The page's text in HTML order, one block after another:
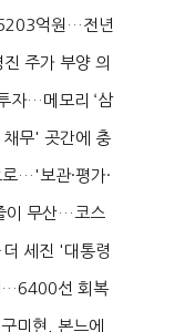
억원…전년
주가 부양 의
자…메모리 ‘삼
무' 곳간에 충
…'보관·평가·
이 무산…코스
세진 '대통령
…6400선 회복
미현, 본느에